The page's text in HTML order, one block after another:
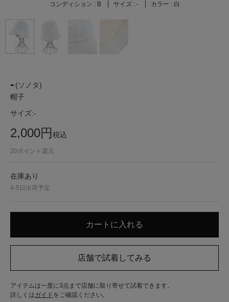
コンディション : B サイズ : - カラー : 白
- (ソノタ)
帽子
サイズ:-
2,000円税込
20ポイント還元
在庫あり
4-5日出荷予定
アイテムは一度に3点まで店舗に取り寄せて試着できます。
詳しくはガイド をご確認ください。